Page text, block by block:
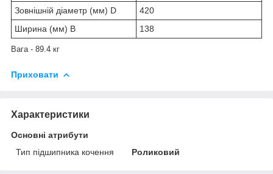
Зовнішній діаметр (мм) D
420
Ширина (мм) B
138
Вага - 89.4 кг
Приховати
Характеристики
Основні атрибути
Тип підшипника кочення
Роликовий